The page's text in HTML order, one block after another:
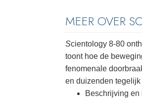
MEER OVER
Scientology 8-80
toont hoe de
fenomenale
en duizenden
Beschrijving